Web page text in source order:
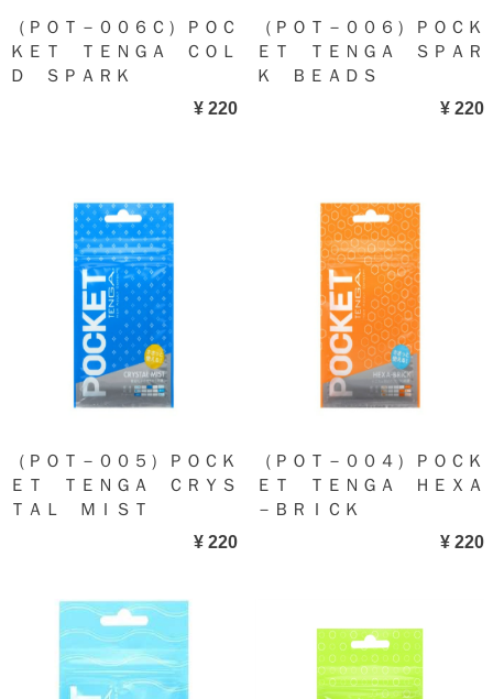
（ＰＯＴ－００６Ｃ）ＰＯＣ
ＫＥＴ ＴＥＮＧＡ ＣＯＬ
Ｄ ＳＰＡＲＫ
¥ 220
（ＰＯＴ－００６）ＰＯＣＫ
ＥＴ ＴＥＮＧＡ ＳＰＡＲ
Ｋ ＢＥＡＤＳ
¥ 220
（ＰＯＴ－００５）ＰＯＣＫ
ＥＴ ＴＥＮＧＡ ＣＲＹＳ
ＴＡＬ ＭＩＳＴ
¥ 220
（ＰＯＴ－００４）ＰＯＣＫ
ＥＴ ＴＥＮＧＡ ＨＥＸＡ
－ＢＲＩＣＫ
¥ 220